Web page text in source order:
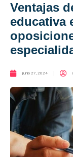
Ventajas
educativa
junio 27, 2024